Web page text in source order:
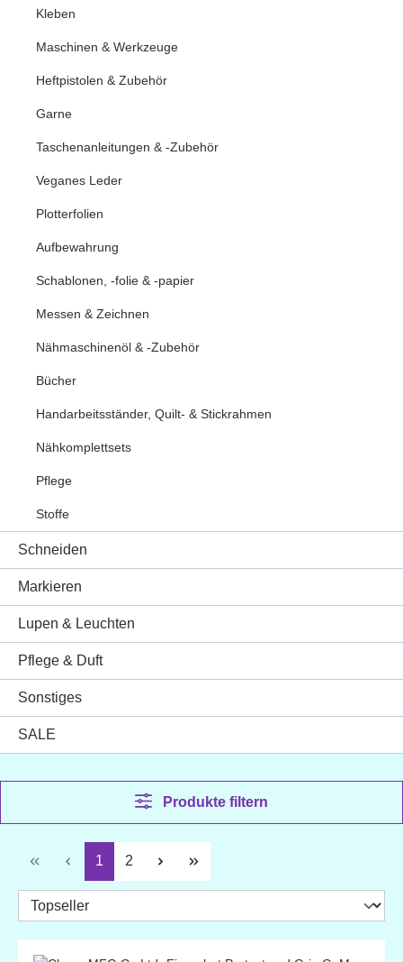
Kleben
Maschinen & Werkzeuge
Heftpistolen & Zubehör
Garne
Taschenanleitungen & -Zubehör
Veganes Leder
Plotterfolien
Aufbewahrung
Schablonen, -folie & -papier
Messen & Zeichnen
Nähmaschinenöl & -Zubehör
Bücher
Handarbeitsständer, Quilt- & Stickrahmen
Nähkomplettsets
Pflege
Stoffe
Schneiden
Markieren
Lupen & Leuchten
Pflege & Duft
Sonstiges
SALE
Produkte filtern
Seite
1 Seite
2